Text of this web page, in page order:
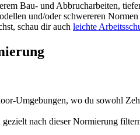
Bau- und Abbrucharbeiten,
und/oder schwereren Normen
schau dir auch leichte
Umgebungen, wo du sowohl
gezielt nach dieser Normierung